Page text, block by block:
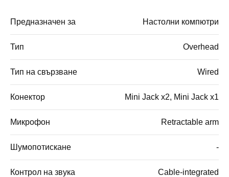
Предназначен за Настолни компютри
Тип Overhead
Тип на свързване Wired
Конектор Mini Jack x2, Mini Jack x1
Микрофон Retractable arm
Шумопотискане -
Контрол на звука Cable-integrated